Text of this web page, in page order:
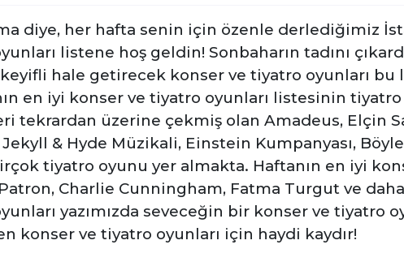
diye, her hafta senin için özenle derlediğimiz
listene hoş geldin! Sonbaharın tadını
keyifli hale getirecek konser ve tiyatro oyunları
en iyi konser ve tiyatro oyunları listesinin tiyatro
tekrardan üzerine çekmiş olan Amadeus, Elçin
& Hyde Müzikali, Einstein Kumpanyası,
tiyatro oyunu yer almakta. Haftanın en iyi
Charlie Cunningham, Fatma Turgut ve
yazımızda seveceğin bir konser ve tiyatro
konser ve tiyatro oyunları için haydi kaydır!